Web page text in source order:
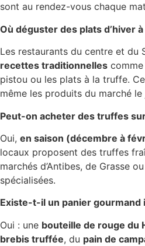
sont au rendez-vous chaque
Où déguster des plats d’hiver
Les restaurants du centre et du
recettes traditionnelles
pistou ou les plats à la truffe.
même les produits du marché le
Peut-on acheter des truffes
Oui, en saison (décembre à
locaux proposent des truffes
marchés d’Antibes, de Grasse
spécialisées.
Existe-t-il un panier gourmand
Oui : une bouteille de rouge du
brebis truffée, du pain de